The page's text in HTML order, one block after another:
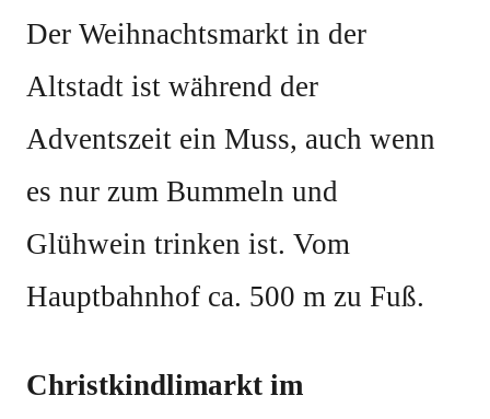
Der Weihnachtsmarkt in der
Altstadt ist während der
Adventszeit ein Muss, auch wenn
es nur zum Bummeln und
Glühwein trinken ist. Vom
Hauptbahnhof ca. 500 m zu Fuß.
Christkindlimarkt im